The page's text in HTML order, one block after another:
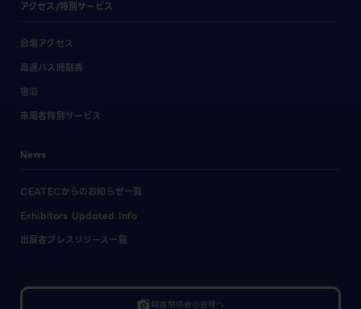
アクセス/特別サービス
会場アクセス
高速バス時刻表
宿泊
来場者特別サービス
News
CEATECからのお知らせ一覧
Exhibitors Updated Info
出展者プレスリリース一覧
linked_camera報道関係者の皆様へ